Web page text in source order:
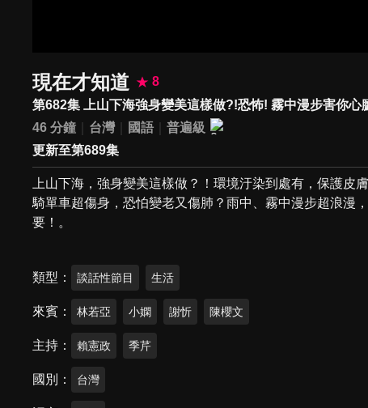
現在才知道
8
第682集 上山下海強身變美這樣做?!恐怖! 霧中漫步害你心
46 分鐘
台灣 國語
普遍級
更新至第689集
上山下海，強身變美這樣做？！環境汙染到處有，保護皮
騎單車超傷身，恐怕變老又傷肺？雨中、霧中漫步超浪漫
要！。
類型 談話性節目 生活
來賓 林若亞 小嫻 謝忻 陳櫻文
主持 賴憲政 季芹
國別 台灣